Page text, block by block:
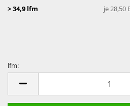
> 34,9 lfm
je 28,50
lfm: